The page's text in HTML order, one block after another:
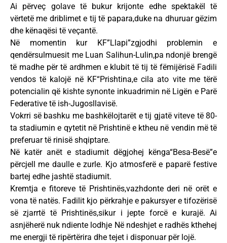
Ai përveç golave të bukur krijonte edhe spektakël të
vërtetë me driblimet e tij të papara,duke na dhuruar gëzim
dhe kënaqësi të veçantë.
Në momentin kur KF”Llapi”zgjodhi problemin e
qendërsulmuesit me Luan Salihun-Lulin,pa ndonjë brengë
të madhe për të ardhmen e klubit të tij të fëmijërisë Fadili
vendos të kalojë në KF“Prishtina,e cila ato vite me tërë
potencialin që kishte synonte inkuadrimin në Ligën e Parë
Federative të ish-Jugosllavisë.
Vokrri së bashku me bashkëlojtarët e tij gjatë viteve të 80-
ta stadiumin e qytetit në Prishtinë e ktheu në vendin më të
preferuar të rinisë shqiptare.
Në katër anët e stadiumit dëgjohej kënga“Besa-Besë”e
përcjell me daulle e zurle. Kjo atmosferë e paparë festive
bartej edhe jashtë stadiumit.
Kremtja e fitoreve të Prishtinës,vazhdonte deri në orët e
vona të natës. Fadilit kjo përkrahje e pakursyer e tifozërisë
së zjarrtë të Prishtinës,sikur i jepte forcë e kurajë. Ai
asnjëherë nuk ndiente lodhje Në ndeshjet e radhës kthehej
me energji të ripërtërira dhe tejet i disponuar për lojë.